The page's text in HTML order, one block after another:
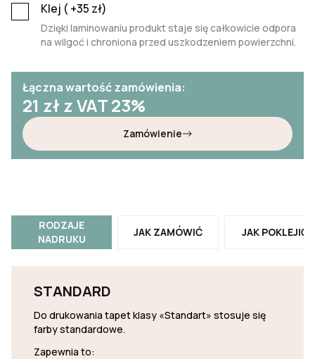
Klej ( +35 zł)
Dzięki laminowaniu produkt staje się całkowicie odpora
na wilgoć i chroniona przed uszkodzeniem powierzchni.
Łączna wartość zamówienia:
21 zł z VAT 23%
Zamówienie
RODZAJE
NADRUKU
JAK ZAMÓWIĆ JAK POKLEJIĆ
STANDARD
Do drukowania tapet klasy «Standart» stosuje się
farby standardowe.
Zapewnia to: